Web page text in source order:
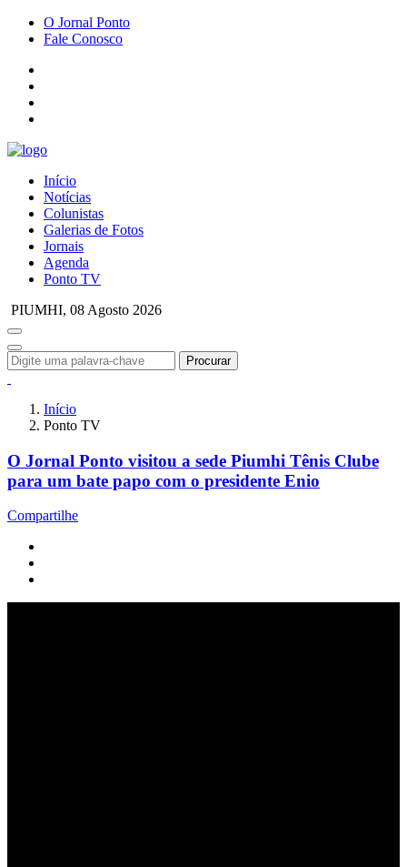
O Jornal Ponto
Fale Conosco
Início
Notícias
Colunistas
Galerias de Fotos
Jornais
Agenda
Ponto TV
PIUMHI, 08 Agosto 2026
Procurar
Início
Ponto TV
O Jornal Ponto visitou a sede Piumhi Tênis Clube
para um bate papo com o presidente Enio
Compartilhe